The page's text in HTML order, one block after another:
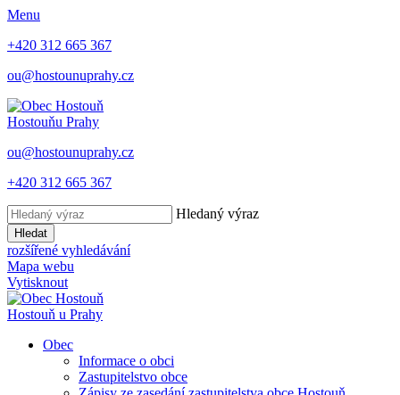
Menu
+420 312 665 367
ou@hostounuprahy.cz
Hostouňu Prahy
ou@hostounuprahy.cz
+420 312 665 367
Hledaný výraz
Hledat
rozšířené vyhledávání
Mapa webu
Vytisknout
Hostouň u Prahy
Obec
Informace o obci
Zastupitelstvo obce